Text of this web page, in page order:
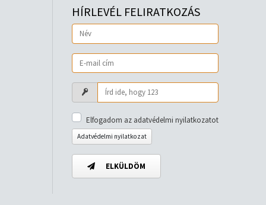
HÍRLEVÉL FELIRATKOZÁS
Elfogadom az adatvédelmi nyilatkozatot
Adatvédelmi nyilatkozat
ELKÜLDÖM